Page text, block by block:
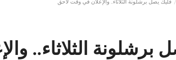
فليك يصل برشلونة الثلاثاء.. والإعلان في وقت لاحق
برشلونة الثلاثاء..